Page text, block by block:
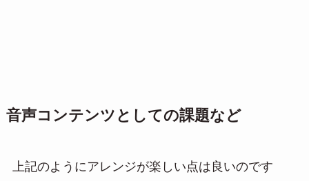
音声コンテンツとしての課題など
上記のようにアレンジが楽しい点は良いのです